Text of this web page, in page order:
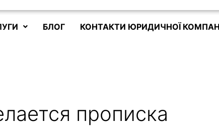
БЛОГ КОНТАКТИ ЮРИДИЧНОЇ
прописка